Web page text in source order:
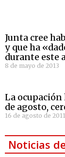
Junta cree
y que ha
durante este
8 de mayo de 2013
La
de agosto,
16 de agosto de 2011
Noticias